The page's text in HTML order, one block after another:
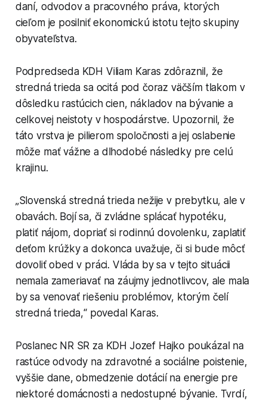
daní, odvodov a pracovného práva, ktorých
cieľom je posilniť ekonomickú istotu tejto skupiny
obyvateľstva.
Podpredseda KDH Viliam Karas zdôraznil, že
stredná trieda sa ocitá pod čoraz väčším tlakom v
dôsledku rastúcich cien, nákladov na bývanie a
celkovej neistoty v hospodárstve. Upozornil, že
táto vrstva je pilierom spoločnosti a jej oslabenie
môže mať vážne a dlhodobé následky pre celú
krajinu.
„Slovenská stredná trieda nežije v prebytku, ale v
obavách. Bojí sa, či zvládne splácať hypotéku,
platiť nájom, dopriať si rodinnú dovolenku, zaplatiť
deťom krúžky a dokonca uvažuje, či si bude môcť
dovoliť obed v práci. Vláda by sa v tejto situácii
nemala zameriavať na záujmy jednotlivcov, ale mala
by sa venovať riešeniu problémov, ktorým čelí
stredná trieda,“ povedal Karas.
Poslanec NR SR za KDH Jozef Hajko poukázal na
rastúce odvody na zdravotné a sociálne poistenie,
vyššie dane, obmedzenie dotácií na energie pre
niektoré domácnosti a nedostupné bývanie. Tvrdí,